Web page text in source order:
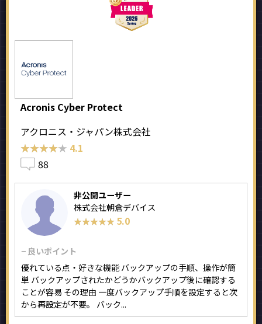
Acronis Cyber Protect
アクロニス・ジャパン株式会社
★★★★★
★★★★★ 4.1
88
非公開ユーザー
株式会社朝倉デバイス
★★★★★
★★★★★ 5.0
− 良いポイント
優れている点・好きな機能 バックアップの手順、操作が簡
単 バックアップされたかどうかバックアップ後に確認する
ことが容易 その理由 一度バックアップ手順を設定すると次
から再設定が不要。 バック...